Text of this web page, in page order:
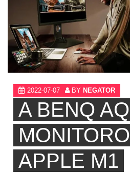
2022-07-07 BY NEGATOR
A BENQ
APPLE M1